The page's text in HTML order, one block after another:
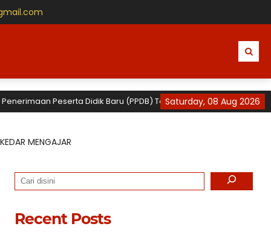
Saturday, 08 Aug 2026
Peserta Didik Baru (PPDB) Tahun Ajaran 2026 / 2027 untuk
MENGAJAR
Search
Recent Posts